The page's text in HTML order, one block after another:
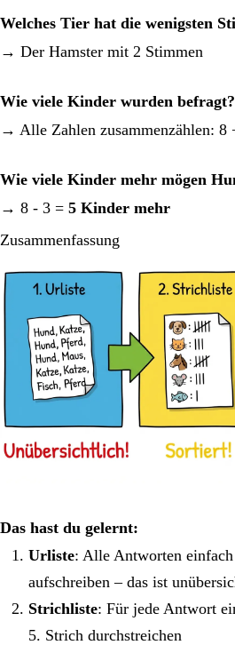
Welches Tier hat die wenigsten
→ Der Hamster mit 2 Stimmen
Wie viele Kinder wurden befragt?
→ Alle Zahlen zusammenzählen: 8
Wie viele Kinder mehr mögen
→ 8 - 3 = 5 Kinder mehr
Zusammenfassung
Das hast du gelernt:
Urliste: Alle Antworten
aufschreiben – das ist
Strichliste: Für jede Antwort
5. Strich durchstreichen